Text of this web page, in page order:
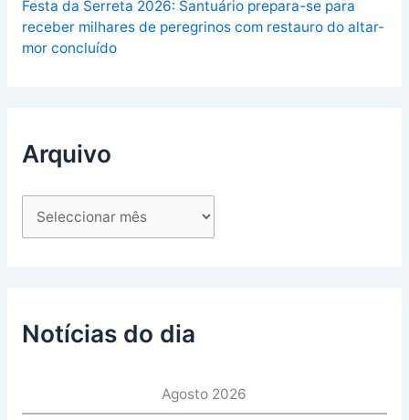
Festa da Serreta 2026: Santuário prepara-se para
receber milhares de peregrinos com restauro do altar-
mor concluído
Arquivo
Notícias do dia
Agosto 2026